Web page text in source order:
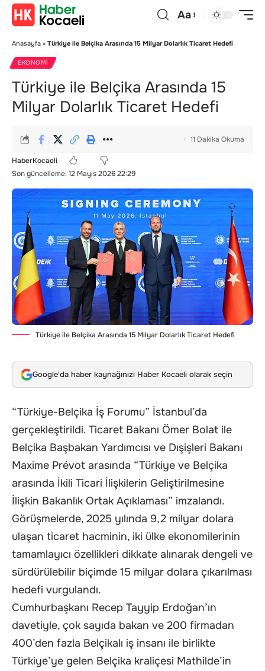
Aa
Anasayfa » Türkiye ile Belçika Arasında 15 Milyar Dolarlık Ticaret Hedefi
EKONOMI
Türkiye ile Belçika Arasında 15
Milyar Dolarlık Ticaret Hedefi
Son güncelleme: 12 Mayıs 2026 22:29
HaberKocaeli
11 Dakika Okuma
Türkiye ile Belçika Arasında 15 Milyar Dolarlık Ticaret Hedefi
Google'da haber kaynağınızı Haber Kocaeli olarak seçin
“Türkiye-Belçika İş Forumu” İstanbul’da
gerçekleştirildi. Ticaret Bakanı Ömer Bolat ile
Belçika Başbakan Yardımcısı ve Dışişleri Bakanı
Maxime Prévot arasında “Türkiye ve Belçika
arasında İkili Ticari İlişkilerin Geliştirilmesine
İlişkin Bakanlık Ortak Açıklaması” imzalandı.
Görüşmelerde, 2025 yılında 9,2 milyar dolara
ulaşan ticaret hacminin, iki ülke ekonomilerinin
tamamlayıcı özellikleri dikkate alınarak dengeli ve
sürdürülebilir biçimde 15 milyar dolara çıkarılması
hedefi vurgulandı.
Cumhurbaşkanı Recep Tayyip Erdoğan’ın
davetiyle, çok sayıda bakan ve 200 firmadan
400’den fazla Belçikalı iş insanı ile birlikte
Türkiye’ye gelen Belçika kraliçesi Mathilde’in